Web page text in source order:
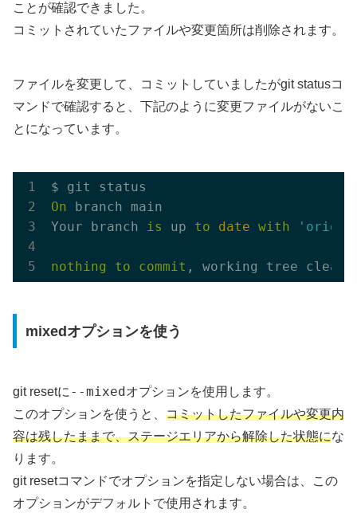
ことが確認できました。
コミットされていたファイルや変更箇所は削除されます。
ファイルを変更して、コミットしていましたがgit statusコ
マンドで確認すると、下記のように変更ファイルがないこ
とになっています。
On branch main
Your branch is up to date with
nothing to commit
mixedオプションを使う
git resetに --mixedオプションを使用します。
このオプションを使うと、 コミットしたファイルや変更内
容は残したままで、ステージエリアから解除した状態にな
ります。
git resetコマンドでオプションを指定しない場合は、この
オプションがデフォルトで使用されます。